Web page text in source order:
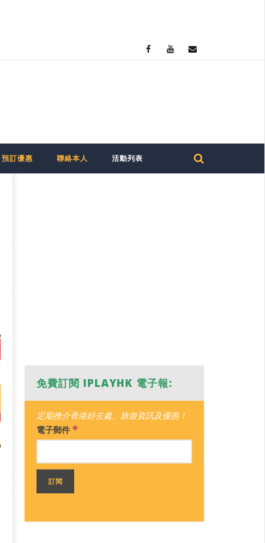
預訂優惠 聯絡本人 活動列表
免費訂閱 IPLAYHK 電子報:
定期推介香港好去處、旅遊資訊及優惠！
電子郵件 *